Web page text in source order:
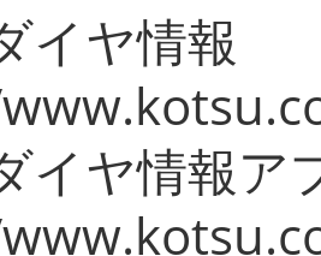
イヤ情報
イヤ情報ア